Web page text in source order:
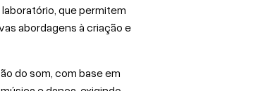
que permitem
abordagens à criação e
do som, com base em